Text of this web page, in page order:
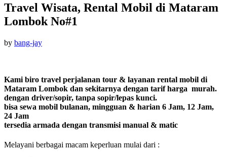
Travel Wisata, Rental Mobil di Mataram
Lombok No#1
by bang-jayPosted
Kami biro travel perjalanan tour & layanan rental mobil di
Mataram Lombok dan sekitarnya dengan tarif harga murah.
dengan driver/sopir, tanpa sopir/lepas kunci.
bisa sewa mobil bulanan, mingguan & harian 6 Jam, 12 Jam,
24 Jam
tersedia armada dengan transmisi manual & matic
Melayani berbagai macam keperluan mulai dari :